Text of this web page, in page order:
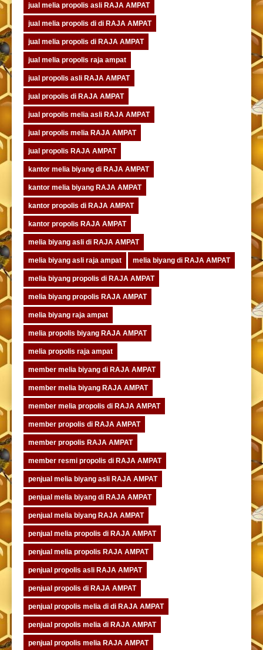
jual melia propolis asli RAJA AMPAT
jual melia propolis di di RAJA AMPAT
jual melia propolis di RAJA AMPAT
jual melia propolis raja ampat
jual propolis asli RAJA AMPAT
jual propolis di RAJA AMPAT
jual propolis melia asli RAJA AMPAT
jual propolis melia RAJA AMPAT
jual propolis RAJA AMPAT
kantor melia biyang di RAJA AMPAT
kantor melia biyang RAJA AMPAT
kantor propolis di RAJA AMPAT
kantor propolis RAJA AMPAT
melia biyang asli di RAJA AMPAT
melia biyang asli raja ampat melia biyang di RAJA AMPAT
melia biyang propolis di RAJA AMPAT
melia biyang propolis RAJA AMPAT
melia biyang raja ampat
melia propolis biyang RAJA AMPAT
melia propolis raja ampat
member melia biyang di RAJA AMPAT
member melia biyang RAJA AMPAT
member melia propolis di RAJA AMPAT
member propolis di RAJA AMPAT
member propolis RAJA AMPAT
member resmi propolis di RAJA AMPAT
penjual melia biyang asli RAJA AMPAT
penjual melia biyang di RAJA AMPAT
penjual melia biyang RAJA AMPAT
penjual melia propolis di RAJA AMPAT
penjual melia propolis RAJA AMPAT
penjual propolis asli RAJA AMPAT
penjual propolis di RAJA AMPAT
penjual propolis melia di di RAJA AMPAT
penjual propolis melia di RAJA AMPAT
penjual propolis melia RAJA AMPAT